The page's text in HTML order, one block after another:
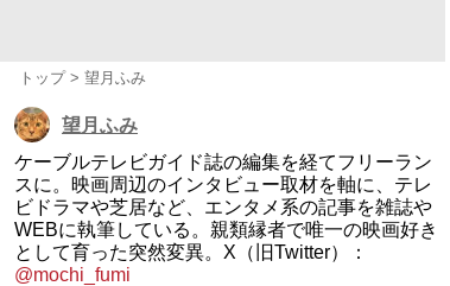
トップ 望月ふみ
望月ふみ
ケーブルテレビガイド誌の編集を経てフリーラン
スに。映画周辺のインタビュー取材を軸に、テレ
ビドラマや芝居など、エンタメ系の記事を雑誌や
WEBに執筆している。親類縁者で唯一の映画好き
として育った突然変異。X（旧Twitter）：
@mochi_fumi